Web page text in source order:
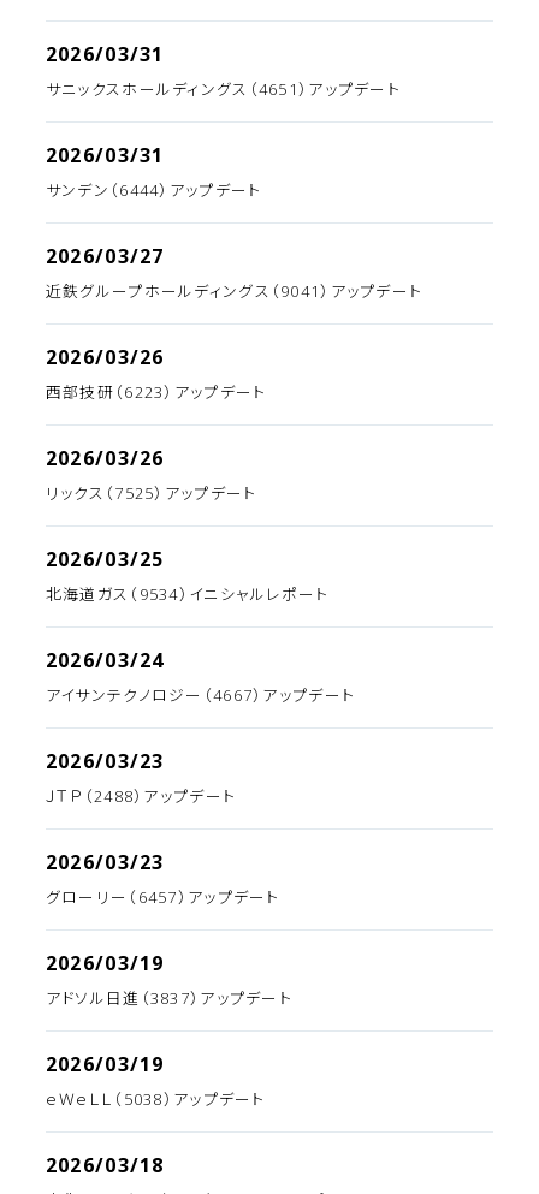
2026/03/31
サニックスホールディングス（4651）アップデート
2026/03/31
サンデン（6444）アップデート
2026/03/27
近鉄グループホールディングス（9041）アップデート
2026/03/26
西部技研（6223）アップデート
2026/03/26
リックス（7525）アップデート
2026/03/25
北海道ガス（9534）イニシャルレポート
2026/03/24
アイサンテクノロジー（4667）アップデート
2026/03/23
ＪＴＰ（2488）アップデート
2026/03/23
グローリー（6457）アップデート
2026/03/19
アドソル日進（3837）アップデート
2026/03/19
ｅＷｅＬＬ（5038）アップデート
2026/03/18